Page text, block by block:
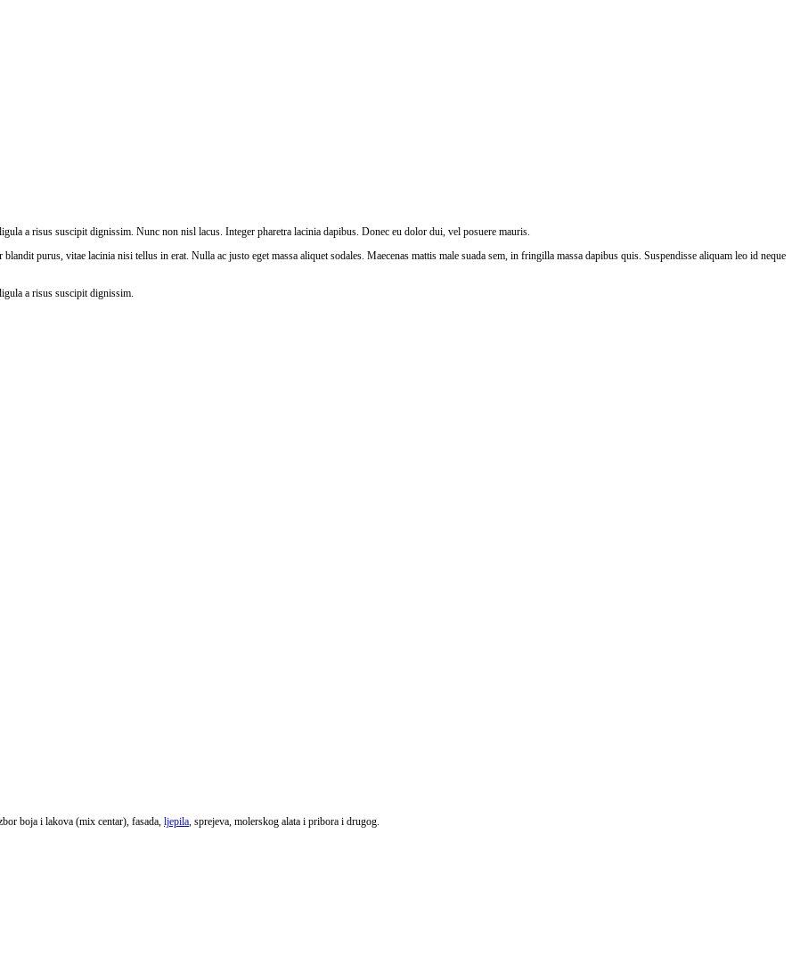
a risus suscipit dignissim. Nunc non nisl lacus. Integer pharetra lacinia dapibus. Donec eu dolor dui, vel posuere mauris.
purus, vitae lacinia nisi tellus in erat. Nulla ac justo eget massa aliquet sodales. Maecenas mattis male suada sem, in fringilla massa dapibus quis. Suspendisse aliquam leo id neque
a risus suscipit dignissim.
boja i lakova (mix centar), fasada, ljepila, sprejeva, molerskog alata i pribora i drugog.